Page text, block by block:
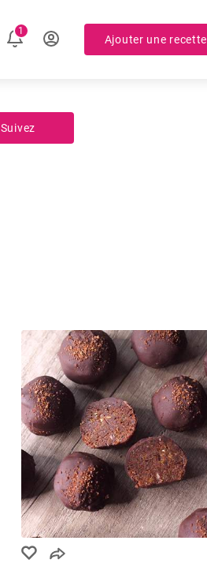
1
Ajouter une recette
Suivez